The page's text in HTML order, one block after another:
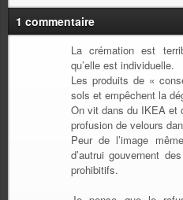
1 commentaire
La crémation est
qu’elle est individuelle.
Les produits de «
sols et empêchent la
On vit dans du IKEA et
profusion de velours
Peur de l’image
d’autrui gouvernent
prohibitifs.